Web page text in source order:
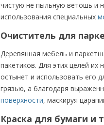
чистую не пыльную ветошь и
использования специальных
Очиститель для
Деревянная мебель и
пакетиков. Для этих целей их
остынет и использовать его
грязью, а благодаря
поверхности, маскируя
Краска для бумаги и